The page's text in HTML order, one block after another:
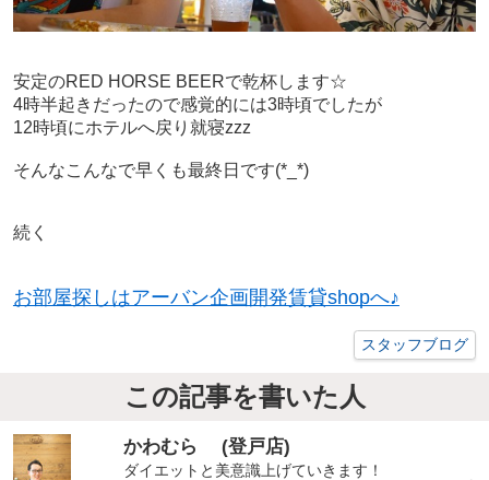
安定のRED HORSE BEERで乾杯します☆
4時半起きだったので感覚的には3時頃でしたが
12時頃にホテルへ戻り就寝zzz
そんなこんなで早くも最終日です(*_*)
続く
お部屋探しはアーバン企画開発賃貸shopへ♪
スタッフブログ
この記事を書いた人
かわむら (登戸店)
ダイエットと美意識上げていきます！